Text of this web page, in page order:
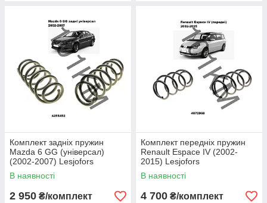
Комплект задніх пружин
Mazda 6 GG (універсал)
(2002-2007) Lesjofors
В наявності
2 950 ₴/комплект
Комплект передніх пружин
Renault Espace IV (2002-
2015) Lesjofors
В наявності
4 700 ₴/комплект